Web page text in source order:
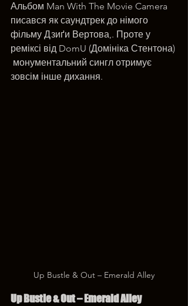
Альбом Man With The Movie Camera
писався як саундтрек до німого
фільму Дзиґи Вертова,. Проте у
реміксі від DomU (Домініка Стентона)
монументальний сингл отримує
зовсім інше дихання.
Up Bustle & Out – Emerald Alley
Up Bustle & Out – Emerald Alley